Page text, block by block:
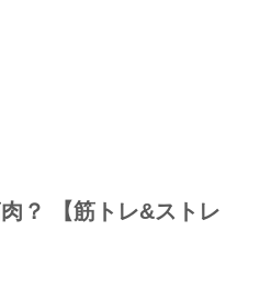
？ 【筋トレ&ストレ